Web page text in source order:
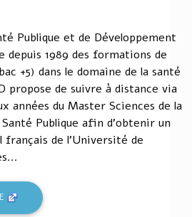
Publique et de Développement
depuis 1989 des formations de
+5) dans le domaine de la santé
propose de suivre à distance via
années du Master Sciences de la
Publique afin d'obtenir un
français de l'Université de